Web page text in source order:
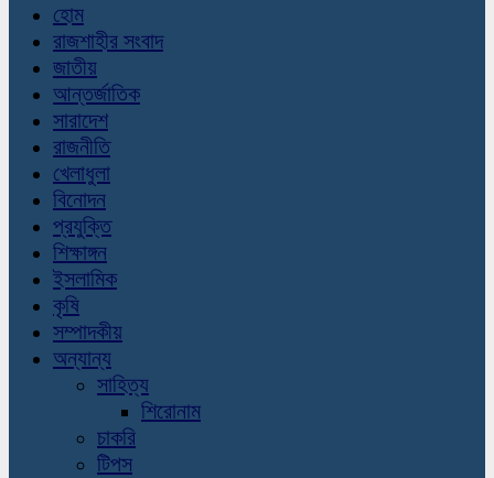
হোম
রাজশাহীর সংবাদ
জাতীয়
আন্তর্জাতিক
সারাদেশ
রাজনীতি
খেলাধুলা
বিনোদন
প্রযুক্তি
শিক্ষাঙ্গন
ইসলামিক
কৃষি
সম্পাদকীয়
অন্যান্য
সাহিত্য
শিরোনাম
চাকরি
টিপস